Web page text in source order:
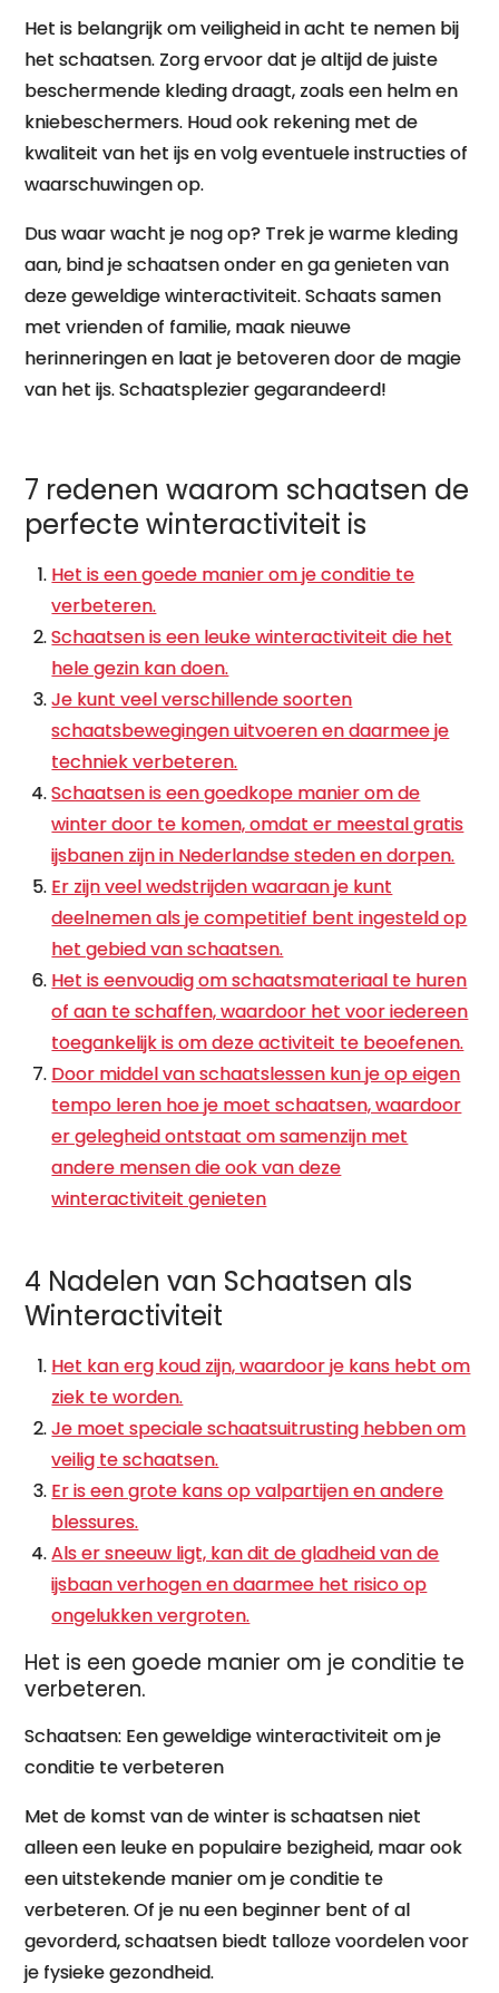
Het is belangrijk om veiligheid in acht te nemen bij
het schaatsen. Zorg ervoor dat je altijd de juiste
beschermende kleding draagt, zoals een helm en
kniebeschermers. Houd ook rekening met de
kwaliteit van het ijs en volg eventuele instructies of
waarschuwingen op.
Dus waar wacht je nog op? Trek je warme kleding
aan, bind je schaatsen onder en ga genieten van
deze geweldige winteractiviteit. Schaats samen
met vrienden of familie, maak nieuwe
herinneringen en laat je betoveren door de magie
van het ijs. Schaatsplezier gegarandeerd!
7 redenen waarom schaatsen de
perfecte winteractiviteit is
Het is een goede manier om je conditie te
verbeteren.
Schaatsen is een leuke winteractiviteit die het
hele gezin kan doen.
Je kunt veel verschillende soorten
schaatsbewegingen uitvoeren en daarmee je
techniek verbeteren.
Schaatsen is een goedkope manier om de
winter door te komen, omdat er meestal gratis
ijsbanen zijn in Nederlandse steden en dorpen.
Er zijn veel wedstrijden waaraan je kunt
deelnemen als je competitief bent ingesteld op
het gebied van schaatsen.
Het is eenvoudig om schaatsmateriaal te huren
of aan te schaffen, waardoor het voor iedereen
toegankelijk is om deze activiteit te beoefenen.
Door middel van schaatslessen kun je op eigen
tempo leren hoe je moet schaatsen, waardoor
er gelegheid ontstaat om samenzijn met
andere mensen die ook van deze
winteractiviteit genieten
4 Nadelen van Schaatsen als
Winteractiviteit
Het kan erg koud zijn, waardoor je kans hebt om
ziek te worden.
Je moet speciale schaatsuitrusting hebben om
veilig te schaatsen.
Er is een grote kans op valpartijen en andere
blessures.
Als er sneeuw ligt, kan dit de gladheid van de
ijsbaan verhogen en daarmee het risico op
ongelukken vergroten.
Het is een goede manier om je conditie te
verbeteren.
Schaatsen: Een geweldige winteractiviteit om je
conditie te verbeteren
Met de komst van de winter is schaatsen niet
alleen een leuke en populaire bezigheid, maar ook
een uitstekende manier om je conditie te
verbeteren. Of je nu een beginner bent of al
gevorderd, schaatsen biedt talloze voordelen voor
je fysieke gezondheid.